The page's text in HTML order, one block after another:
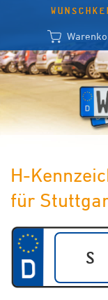
H-
für